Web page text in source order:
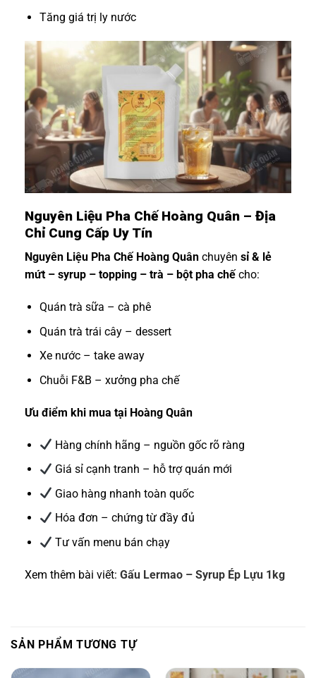
Tăng giá trị ly nước
Nguyên Liệu Pha Chế Hoàng Quân – Địa
Chỉ Cung Cấp Uy Tín
Nguyên Liệu Pha Chế Hoàng Quân chuyên sỉ & lẻ
mứt – syrup – topping – trà – bột pha chế cho:
Quán trà sữa – cà phê
Quán trà trái cây – dessert
Xe nước – take away
Chuỗi F&B – xưởng pha chế
Ưu điểm khi mua tại Hoàng Quân
Hàng chính hãng – nguồn gốc rõ ràng
Giá sỉ cạnh tranh – hỗ trợ quán mới
Giao hàng nhanh toàn quốc
Hóa đơn – chứng từ đầy đủ
Tư vấn menu bán chạy
Xem thêm bài viết: Gấu Lermao – Syrup Ép Lựu 1kg
SẢN PHẨM TƯƠNG TỰ